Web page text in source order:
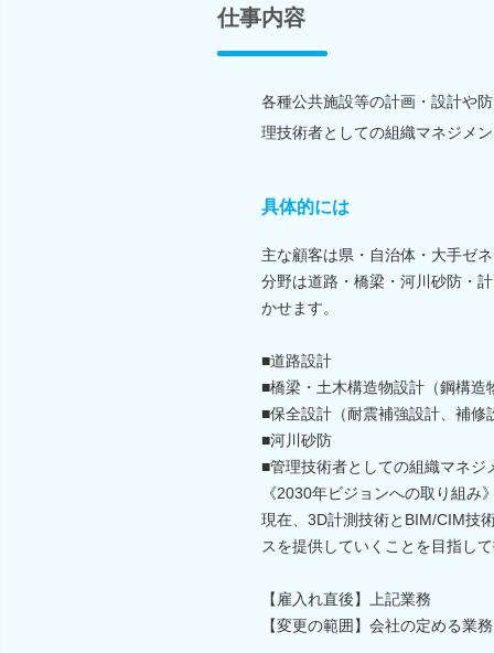
仕事内容
各種公共施設等の計画・設計や
理技術者としての組織マネジメ
具体的には
主な顧客は県・自治体・大手ゼ
分野は道路・橋梁・河川砂防・
かせます。
■道路設計
■橋梁・土木構造物設計（鋼構造
■保全設計（耐震補強設計、補修
■河川砂防
■管理技術者としての組織マネジ
《2030年ビジョンへの取り組み
現在、3D計測技術とBIM/CIM技
スを提供していくことを目指し
【雇入れ直後】上記業務
【変更の範囲】会社の定める業務